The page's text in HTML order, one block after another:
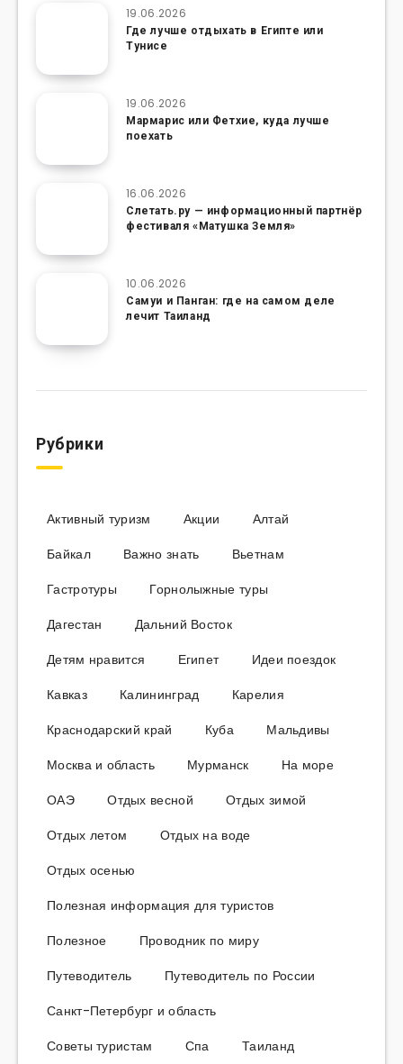
19.06.2026
Где лучше отдыхать в Египте или
Тунисе
19.06.2026
Мармарис или Фетхие, куда лучше
поехать
16.06.2026
Слетать.ру — информационный партнёр
фестиваля «Матушка Земля»
10.06.2026
Самуи и Панган: где на самом деле
лечит Таиланд
Рубрики
Активный туризм Акции
Алтай
Байкал
Важно знать
Вьетнам
Гастротуры
Горнолыжные туры
Дагестан
Дальний Восток
Детям нравится
Египет
Идеи поездок
Кавказ
Калининград
Карелия
Краснодарский край
Куба
Мальдивы
Москва и область
Мурманск
На море
ОАЭ
Отдых весной
Отдых зимой
Отдых летом
Отдых на воде
Отдых осенью
Полезная информация для туристов
Полезное
Проводник по миру
Путеводитель
Путеводитель по России
Санкт-Петербург и область
Советы туристам
Спа Таиланд